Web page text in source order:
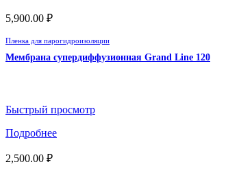
5,900.00 ₽
Пленка для парогидроизоляции
Мембрана супердиффузионная Grand Line 120
Быстрый просмотр
Подробнее
2,500.00 ₽